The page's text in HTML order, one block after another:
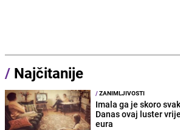
/ Najčitanije
/ZANIMLJIVOSTI
Imala ga je skoro
Danas ovaj luster
eura